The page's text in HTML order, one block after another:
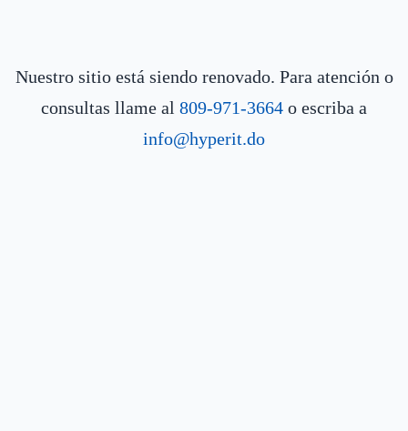
Nuestro sitio está siendo renovado. Para atención o
consultas llame al 809-971-3664 o escriba a
info@hyperit.do